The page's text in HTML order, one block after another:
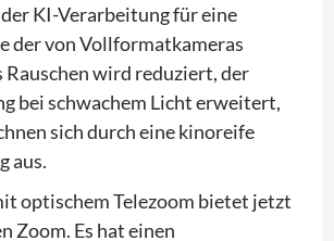
KI-Verarbeitung für eine
der von Vollformatkameras
wird reduziert, der
bei schwachem Licht erweitert,
sich durch eine kinoreife
aus.
optischem Telezoom bietet jetzt
Zoom. Es hat einen